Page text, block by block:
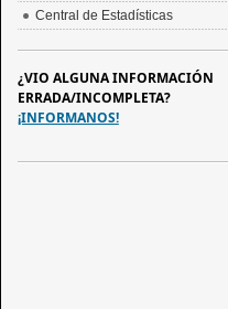
Central de Estadísticas
¿VIO ALGUNA INFORMACIÓN
ERRADA/INCOMPLETA?
¡INFORMANOS!